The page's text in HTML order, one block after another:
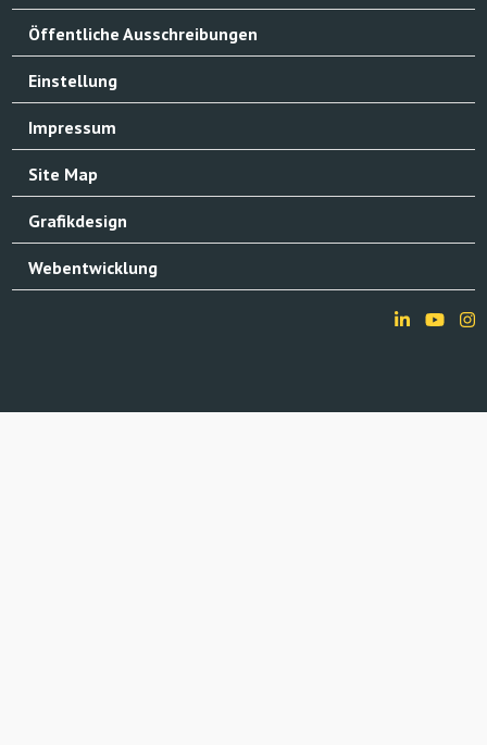
Öffentliche Ausschreibungen
Einstellung
Impressum
Site Map
Grafikdesign
Webentwicklung